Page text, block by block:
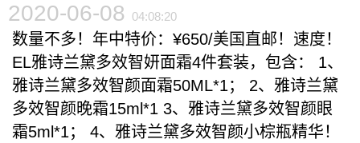
2020-06-08 04:08:20
数量不多！年中特价：¥650/美国直邮！速度！
EL雅诗兰黛多效智妍面霜4件套装，包含： 1、
雅诗兰黛多效智颜面霜50ML*1； 2、雅诗兰黛
多效智颜晚霜15ml*1 3、雅诗兰黛多效智颜眼
霜5ml*1； 4、雅诗兰黛多效智颜小棕瓶精华！